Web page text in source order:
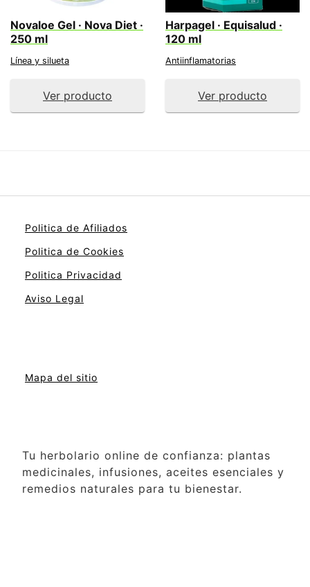
Novaloe Gel · Nova Diet ·
250 ml
Línea y silueta
Ver producto
Harpagel · Equisalud ·
120 ml
Antiinflamatorias
Ver producto
Politica de Afiliados
Politica de Cookies
Politica Privacidad
Aviso Legal
Mapa del sitio
Tu herbolario online de confianza: plantas
medicinales, infusiones, aceites esenciales y
remedios naturales para tu bienestar.